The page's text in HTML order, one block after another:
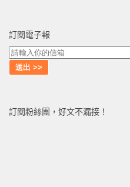
訂閱電子報
訂閱粉絲團，好文不漏接！